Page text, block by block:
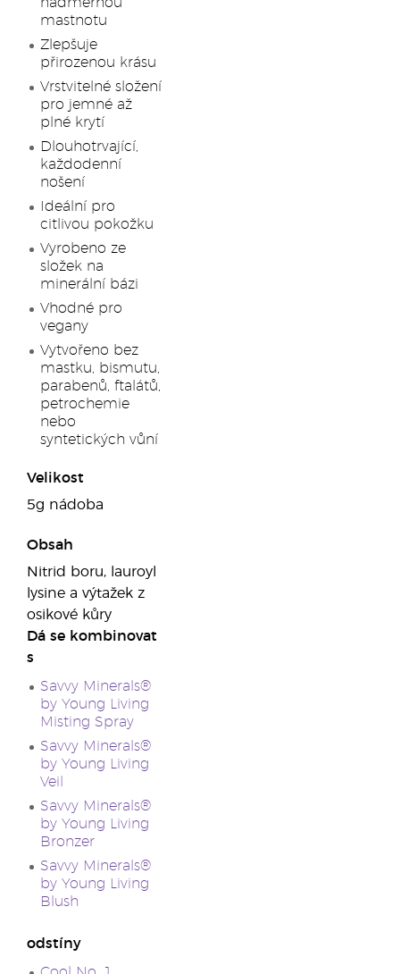
mastnotu
Zlepšuje
přirozenou krásu
Vrstvitelné složení
pro jemné až
plné krytí
Dlouhotrvající,
každodenní
nošení
Ideální pro
citlivou pokožku
Vyrobeno ze
složek na
minerální bázi
Vhodné pro
vegany
Vytvořeno bez
mastku, bismutu,
parabenů, ftalátů,
petrochemie
nebo
syntetických vůní
Velikost
5g nádoba
Obsah
Nitrid boru, lauroyl
lysine a výtažek z
osikové kůry
Dá se kombinovat
s
Savvy Minerals®
by Young Living
Misting Spray
Savvy Minerals®
by Young Living
Veil
Savvy Minerals®
by Young Living
Bronzer
Savvy Minerals®
by Young Living
Blush
odstíny